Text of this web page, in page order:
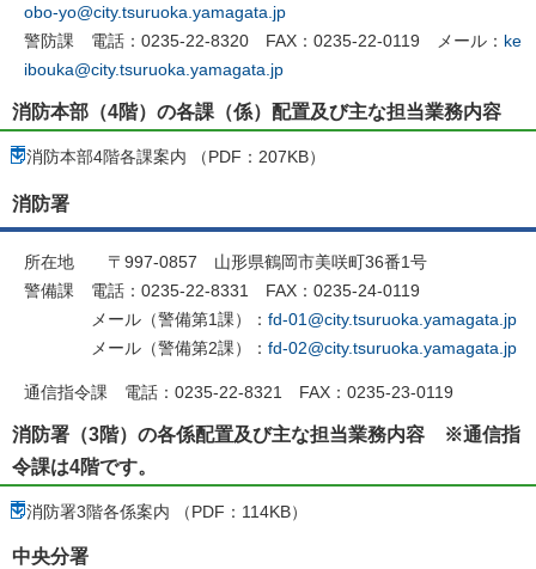
obo-yo@city.tsuruoka.yamagata.jp
警防課 電話：0235-22-8320 FAX：0235-22-0119 メール： ke
ibouka@city.tsuruoka.yamagata.jp
消防本部（4階）の各課（係）配置及び主な担当業務内容
消防本部4階各課案内 （PDF：207KB）
消防署
所在地 〒997-0857 山形県鶴岡市美咲町36番1号
警備課 電話：0235-22-8331 FAX：0235-24-0119
メール（警備第1課）： fd-01@city.tsuruoka.yamagata.jp
メール（警備第2課）： fd-02@city.tsuruoka.yamagata.jp
通信指令課 電話：0235-22-8321 FAX：0235-23-0119
消防署（3階）の各係配置及び主な担当業務内容 ※通信指
令課は4階です。
消防署3階各係案内 （PDF：114KB）
中央分署